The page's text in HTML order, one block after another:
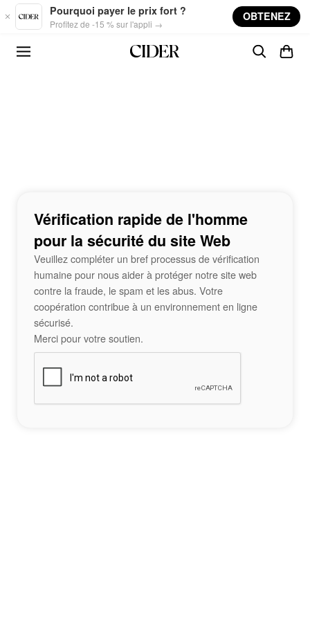
Skip to main content
Pourquoi payer le prix fort ?
Profitez de -15 % sur l'appli →
OBTENEZ
Vérification rapide de l'homme
pour la sécurité du site Web
Veuillez compléter un bref processus de vérification
humaine pour nous aider à protéger notre site web
contre la fraude, le spam et les abus. Votre
coopération contribue à un environnement en ligne
sécurisé.
Merci pour votre soutien.